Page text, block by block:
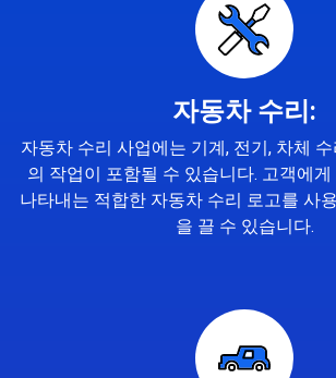
자동차 수리:
자동차 수리 사업에는 기계, 전기, 차체
의 작업이 포함될 수 있습니다. 고객에
나타내는 적합한 자동차 수리 로고를 사
을 끌 수 있습니다.